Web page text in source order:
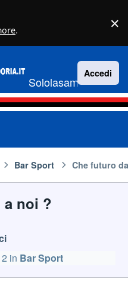
. ×
Sololasampdoria.it
Accedi
Bar Sport Che futuro
a noi ?
in Bar Sport